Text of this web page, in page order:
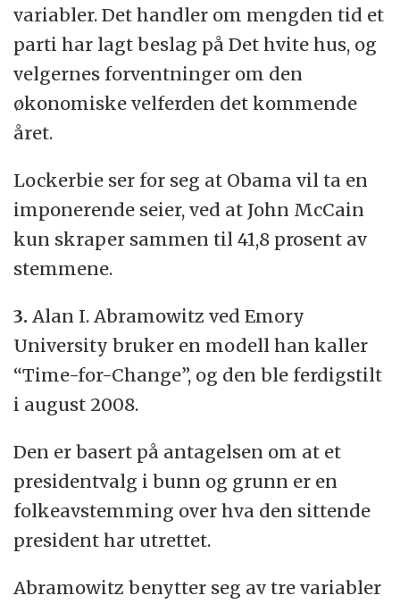
variabler. Det handler om mengden tid et
parti har lagt beslag på Det hvite hus, og
velgernes forventninger om den
økonomiske velferden det kommende
året.
Lockerbie ser for seg at Obama vil ta en
imponerende seier, ved at John McCain
kun skraper sammen til 41,8 prosent av
stemmene.
3. Alan I. Abramowitz ved Emory
University bruker en modell han kaller
“Time-for-Change”, og den ble ferdigstilt
i august 2008.
Den er basert på antagelsen om at et
presidentvalg i bunn og grunn er en
folkeavstemming over hva den sittende
president har utrettet.
Abramowitz benytter seg av tre variabler